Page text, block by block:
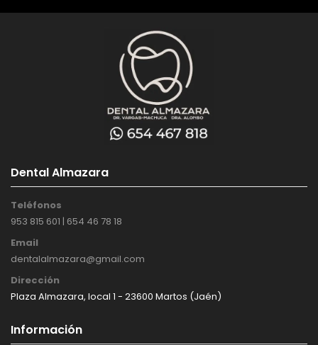
Dental Almazara
Teléfonos
953 815 601 | 654 46 78 18
Email
dentalalmazara@gmail.com
Dirección
Plaza Almazara, local 1 - 23600 Martos (Jaén)
Información